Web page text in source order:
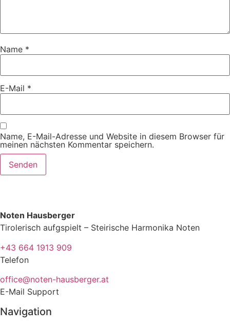
Name *
E-Mail *
Name, E-Mail-Adresse und Website in diesem Browser für
meinen nächsten Kommentar speichern.
Noten Hausberger
Tirolerisch aufgspielt – Steirische Harmonika Noten
+43 664 1913 909
Telefon
office@noten-hausberger.at
E-Mail Support
Navigation